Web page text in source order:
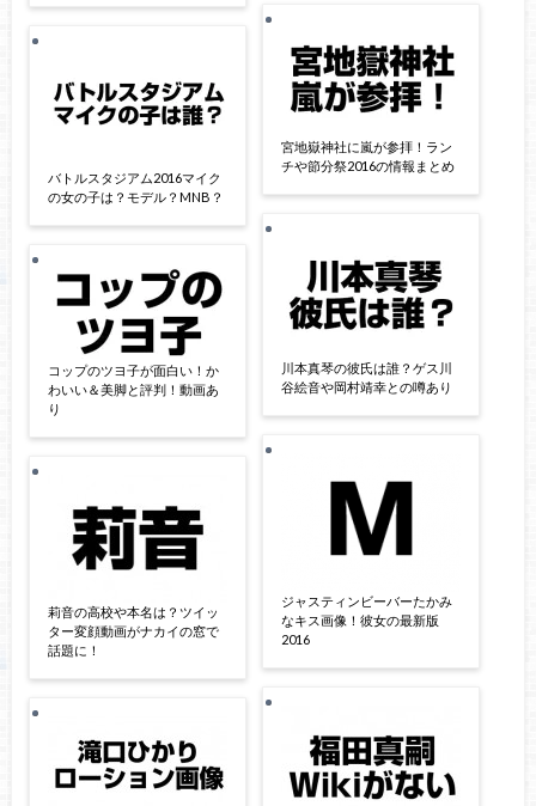
バトルスタジアム2016マイク
の女の子は？モデル？MNB？
コップのツヨ子が面白い！か
わいい＆美脚と評判！動画あ
り
莉音の高校や本名は？ツイッ
ター変顔動画がナカイの窓で
話題に！
宮地嶽神社に嵐が参拝！ラン
チや節分祭2016の情報まとめ
川本真琴の彼氏は誰？ゲス川
谷絵音や岡村靖幸との噂あり
ジャスティンビーバーたかみ
なキス画像！彼女の最新版
2016